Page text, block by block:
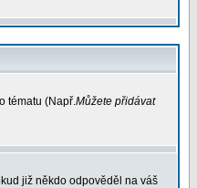
tématu (Např.Můžete přidávat
již někdo odpověděl na váš